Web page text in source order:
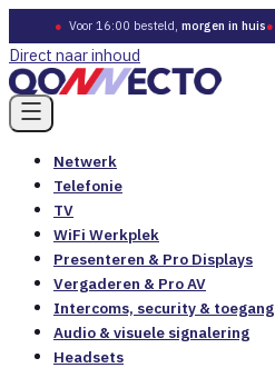
● Voor 16:00 besteld, morgen in huis●
Direct naar inhoud
Netwerk
Telefonie
TV
WiFi Werkplek
Presenteren & Pro Displays
Vergaderen & Pro AV
Intercoms, security &
Audio & visuele signalering
Headsets